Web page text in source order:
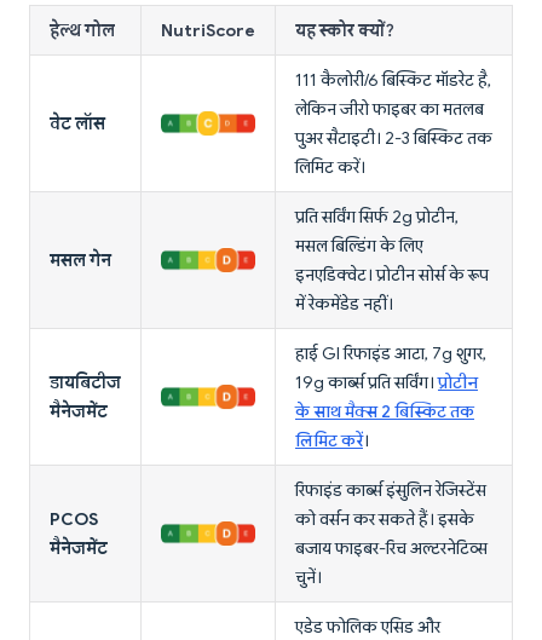
हेल्थ गोल NutriScore यह स्कोर क्यों?
वेट लॉस
111 कैलोरी/6 बिस्किट मॉडरेट है,
लेकिन जीरो फाइबर का मतलब
पुअर सैटाइटी। 2-3 बिस्किट तक
लिमिट करें।
मसल गेन
प्रति सर्विंग सिर्फ 2g प्रोटीन,
मसल बिल्डिंग के लिए
इनएडिक्वेट। प्रोटीन सोर्स के रूप
में रेकमेंडेड नहीं।
डायबिटीज
मैनेजमेंट
हाई GI रिफाइंड आटा, 7g शुगर,
19g कार्ब्स प्रति सर्विंग।प्रोटीन
के साथ मैक्स 2 बिस्किट तक
लिमिट करें।
PCOS
मैनेजमेंट
रिफाइंड कार्ब्स इंसुलिन रेजिस्टेंस
को वर्सन कर सकते हैं। इसके
बजाय फाइबर-रिच अल्टरनेटिव्स
चुनें।
एडेड फोलिक एसिड और